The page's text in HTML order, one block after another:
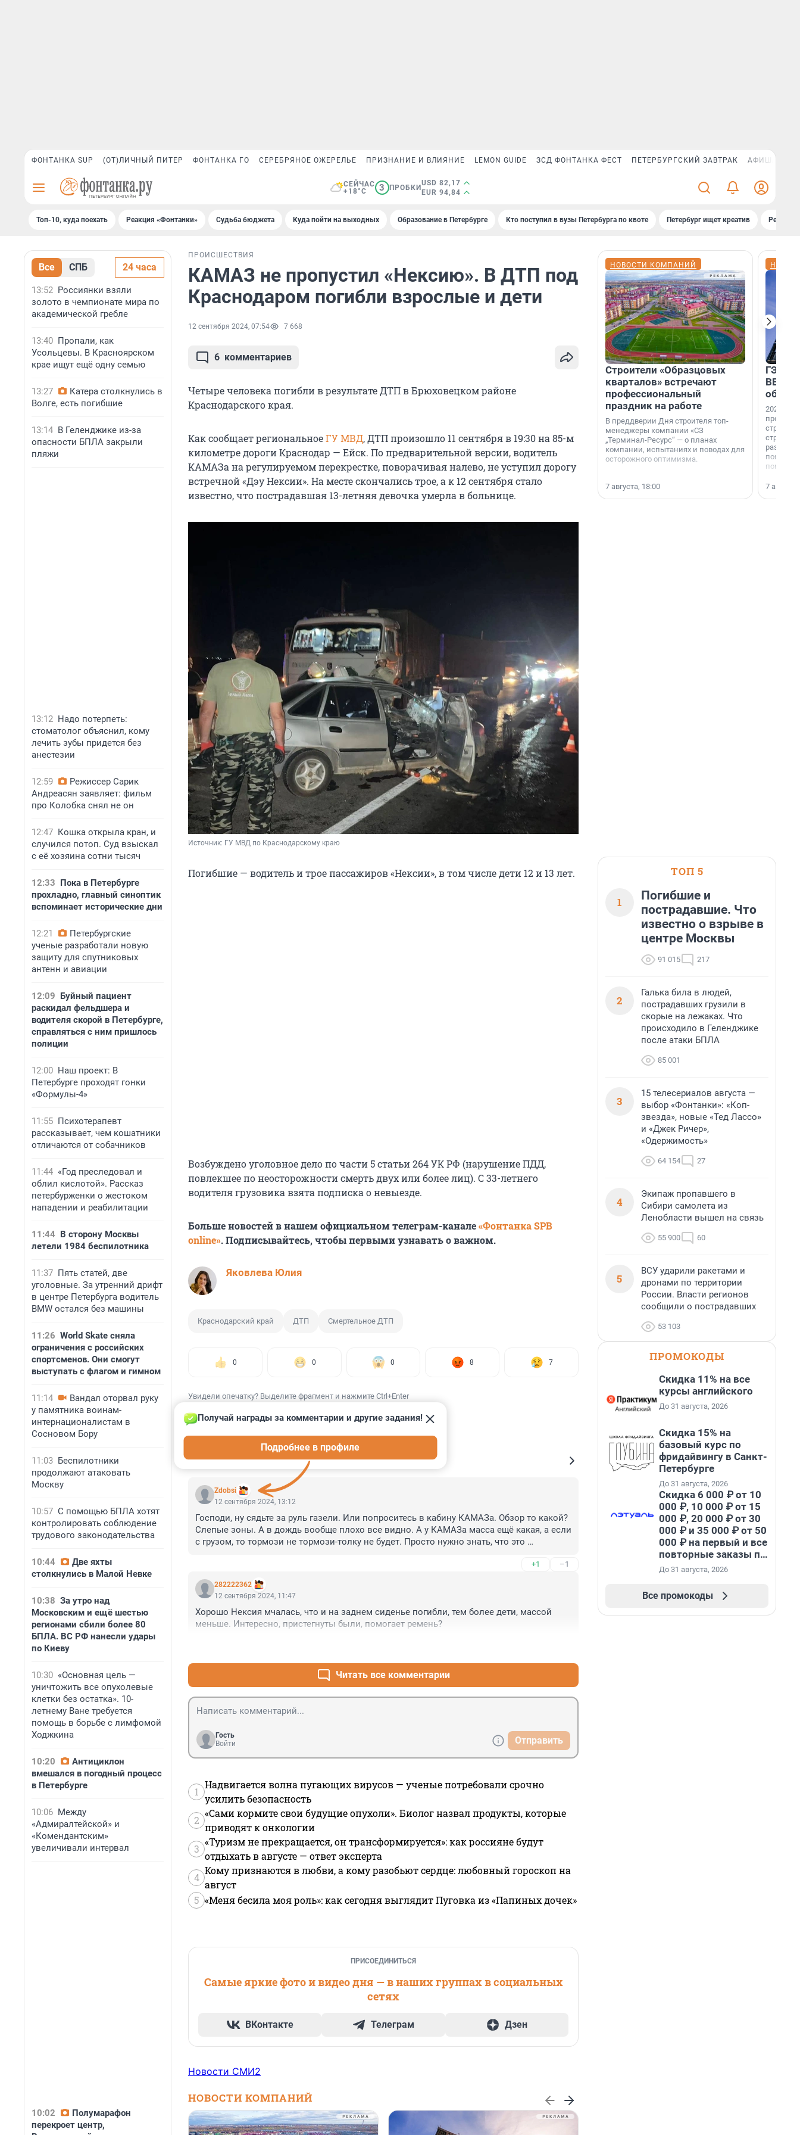
ФОНТАНКА SUP (ОТ)ЛИЧНЫЙ ПИТЕР ФОНТАНКА ГО СЕРЕБРЯНОЕ ОЖЕРЕЛЬЕ ПРИЗНАНИЕ И ВЛИЯНИЕ LEMON GUIDE ЗСД ФОНТАНКА ФЕСТ ПЕТЕРБУРГСКИЙ ЗАВТРАК АФИША PLUS
СЕЙЧАС
+18°C
3 ПРОБКИ
USD 82,17
EUR 94,84
Топ-10, куда поехать Реакция «Фонтанки» Судьба бюджета Куда пойти на выходных Образование в Петербурге Кто поступил в вузы Петербурга по квоте Петербург ищет креатив
Все СПБ 24 часа
13:52 Россиянки взяли
золото в чемпионате мира по
академической гребле
13:40 Пропали, как
Усольцевы. В Красноярском
крае ищут ещё одну семью
13:27
Катера столкнулись в
Волге, есть погибшие
13:14 В Геленджике из-за
опасности БПЛА закрыли
пляжи
13:12 Надо потерпеть:
стоматолог объяснил, кому
лечить зубы придется без
анестезии
12:59
Режиссер Сарик
Андреасян заявляет: фильм
про Колобка снял не он
12:47 Кошка открыла кран, и
случился потоп. Суд взыскал
с её хозяина сотни тысяч
12:33 Пока в Петербурге
прохладно, главный синоптик
вспоминает исторические дни
12:21
Петербургские
ученые разработали новую
защиту для спутниковых
антенн и авиации
12:09 Буйный пациент
раскидал фельдшера и
водителя скорой в Петербурге,
справляться с ним пришлось
полиции
12:00 Наш проект: В
Петербурге проходят гонки
«Формулы-4»
11:55 Психотерапевт
рассказывает, чем кошатники
отличаются от собачников
11:44 «Год преследовал и
облил кислотой». Рассказ
петербурженки о жестоком
нападении и реабилитации
11:44 В сторону Москвы
летели 1984 беспилотника
11:37 Пять статей, две
уголовные. За утренний дрифт
в центре Петербурга водитель
BMW остался без машины
11:26 World Skate сняла
ограничения с российских
спортсменов. Они смогут
выступать с флагом и гимном
11:14
Вандал оторвал руку
у памятника воинам-
интернационалистам в
Сосновом Бору
11:03 Беспилотники
продолжают атаковать
Москву
10:57 С помощью БПЛА хотят
контролировать соблюдение
трудового законодательства
10:44
Две яхты
столкнулись в Малой Невке
10:38 За утро над
Московским и ещё шестью
регионами сбили более 80
БПЛА. ВС РФ нанесли удары
по Киеву
10:30 «Основная цель —
уничтожить все опухолевые
клетки без остатка». 10-
летнему Ване требуется
помощь в борьбе с лимфомой
Ходжкина
10:20
Антициклон
вмешался в погодный процесс
в Петербурге
10:06 Между
«Адмиралтейской» и
«Комендантским»
увеличивали интервал
10:02
Полумарафон
перекроет центр,
ПРОИСШЕСТВИЯ
КАМАЗ не пропустил «Нексию». В ДТП под
Краснодаром погибли взрослые и дети
12 сентября 2024, 07:54 7 668
6 комментариев
Четыре человека погибли в результате ДТП в Брюховецком районе
Краснодарского края.
Как сообщает региональноеГУ МВД, ДТП произошло 11 сентября в 19:30 на 85-м
километре дороги Краснодар — Ейск. По предварительной версии, водитель
КАМАЗа на регулируемом перекрестке, поворачивая налево, не уступил дорогу
встречной «Дэу Нексии». На месте скончались трое, а к 12 сентября стало
известно, что пострадавшая 13-летняя девочка умерла в больнице.
Источник: ГУ МВД по Краснодарскому краю
Погибшие — водитель и трое пассажиров «Нексии», в том числе дети 12 и 13 лет.
Возбуждено уголовное дело по части 5 статьи 264 УК РФ (нарушение ПДД,
повлекшее по неосторожности смерть двух или более лиц). С 33-летнего
водителя грузовика взята подписка о невыезде.
Больше новостей в нашем официальном телеграм-канале«Фонтанка SPB
online». Подписывайтесь, чтобы первыми узнавать о важном.
Яковлева Юлия
Краснодарский край ДТП Смертельное ДТП
0 0 0 8 7
Увидели опечатку? Выделите фрагмент и нажмите Ctrl+Enter
КОММЕНТАРИИ 6
Zdobsi
Получай награды за комментарии и другие задания!
Подробнее в профиле
12 сентября 2024, 13:12
Господи, ну сядьте за руль газели. Или попроситесь в кабину КАМАЗа. Обзор то какой?
Слепые зоны. А в дождь вообще плохо все видно. А у КАМАЗа масса ещё какая, а если
с грузом, то тормози не тормози-толку не будет. Просто нужно знать, что это
Держать дистанцию, не подрезать длиннобазные и большегрузные машины. Просто
аккуратно ездить, дистанцию от них держать и все будет нормально. Камаз-не Жигули,
не увидит, затормозить может плохо и так далее. Если легковое авто-источник
повышенной опасности, то грузовик-ещк страшнее. Очень жаль, что многие этого не
понимают.
+1 –1
282222362
12 сентября 2024, 11:47
Хорошо Нексия мчалась, что и на заднем сиденье погибли, тем более дети, массой
меньше. Интересно, пристегнуты были, помогает ремень?
Читать все комментарии
Гость
Войти
Отправить
1
Надвигается волна пугающих вирусов — ученые потребовали срочно
усилить безопасность
2
«Сами кормите свои будущие опухоли». Биолог назвал продукты, которые
приводят к онкологии
3
«Туризм не прекращается, он трансформируется»: как россияне будут
отдыхать в августе — ответ эксперта
4
Кому признаются в любви, а кому разобьют сердце: любовный гороскоп на
август
5 «Меня бесила моя роль»: как сегодня выглядит Пуговка из «Папиных дочек»
ПРИСОЕДИНИТЬСЯ
Самые яркие фото и видео дня — в наших группах в социальных
сетях
ВКонтакте Телеграм Дзен
Новости СМИ2
НОВОСТИ КОМПАНИЙ
НОВОСТИ КОМПАНИЙ
Строители «Образцовых
кварталов» встречают
профессиональный
праздник на работе
В преддверии Дня строителя топ-
менеджеры компании «СЗ
„Терминал-Ресурс“ — о планах
компании, испытаниях и поводах для
осторожного оптимизма.
7 августа, 18:00
ГЭС,
ВВП: в
об
2026-й —
раз. В
7
ТОП 5
1
Погибшие и
пострадавшие. Что
известно о взрыве в
центре Москвы
91 015 217
2
Галька била в людей,
пострадавших грузили в
скорые на лежаках. Что
происходило в Геленджике
после атаки БПЛА
85 001
3
15 телесериалов августа —
выбор «Фонтанки»: «Коп-
звезда», новые «Тед Лассо»
и «Джек Ричер»,
«Одержимость»
64 154 27
4
Экипаж пропавшего в
Сибири самолета из
Ленобласти вышел на связь
55 900 60
5
ВСУ ударили ракетами и
дронами по территории
России. Власти регионов
сообщили о пострадавших
53 103
ПРОМОКОДЫ
Скидка 11% на все
курсы английского
До 31 августа, 2026
Скидка 15% на
базовый курс по
фридайвингу в Санкт-
Петербурге
До 31 августа, 2026
Скидка 6 000 ₽ от 10
000 ₽, 10 000 ₽ от 15
000 ₽, 20 000 ₽ от 30
000 ₽ и 35 000 ₽ от 50
000 ₽ на первый и все
повторные заказы по
промокоду НАБЕРИ
До 31 августа, 2026
Все промокоды